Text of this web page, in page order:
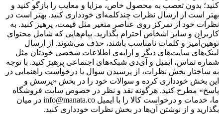
کنید؛ بدون تعصب به محصول خاص، مزایا و معایب را بازگو کنید و
بهتر است از ارسال نظرات چندکلمه‌‌ای خودداری کنید. بهتر است در
نظرات خود از تمرکز روی عناصر متغیر مثل قیمت، پرهیز کنید. به
کاربران و سایر اشخاص احترام بگذارید. پیام‌هایی که شامل محتوای
توهین‌آمیز و کلمات نامناسب باشند، حذف می‌شوند. از ارسال
لینک‌های سایت‌های دیگر و ارایه‌ی اطلاعات شخصی خودتان مثل
شماره تماس، ایمیل و آی‌دی شبکه‌های اجتماعی پرهیز کنید. با توجه
به ساختار بخش نظرات، از پرسیدن سوال یا درخواست راهنمایی در
این بخش خودداری کرده و سوالات خود را در بخش «پرسش و
پاسخ» مطرح کنید. هرگونه نقد و نظر در خصوص سایت فروشگاه
ما، خدمات و درخواست کالا را با ایمیل info@manata.co در میان
بگذارید و از نوشتن آن‌ها در بخش نظرات خودداری کنید.